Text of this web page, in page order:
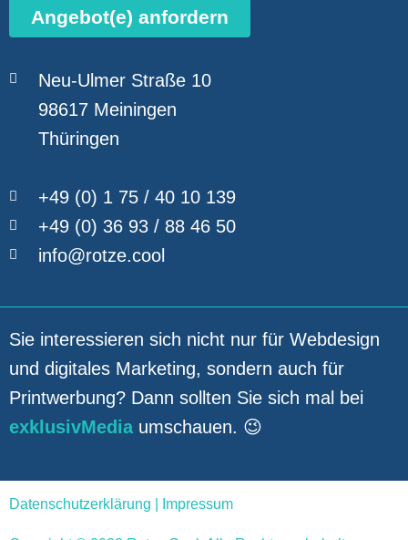
Angebot(e) anfordern
Neu-Ulmer Straße 10
98617 Meiningen
Thüringen
+49 (0) 1 75 / 40 10 139
+49 (0) 36 93 / 88 46 50
info@rotze.cool
Sie interessieren sich nicht nur für Webdesign
und digitales Marketing, sondern auch für
Printwerbung? Dann sollten Sie sich mal bei
exklusivMediaumschauen. 😉
Datenschutzerklärung Impressum